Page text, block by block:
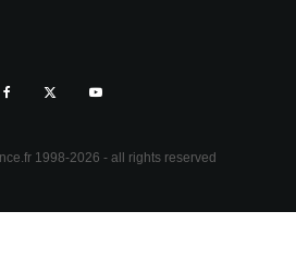
1998-2026 - all rights reserved